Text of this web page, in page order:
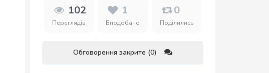
102
Переглядів
1
Вподобано
0
Поділились
Обговорення закрите (0)